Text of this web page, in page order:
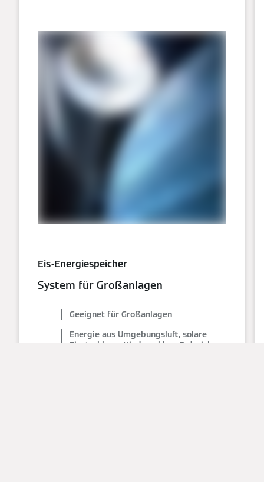
Eis-Energiespeicher
System für Großanlagen
Geeignet für Großanlagen
Energie aus Umgebungsluft, solare
Einstrahlung, Niederschlag, Erdreich